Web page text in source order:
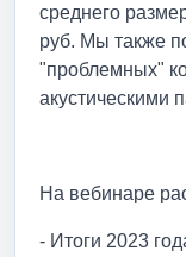
среднего
руб. Мы также
"проблемных"
акустическими
На вебинаре
- Итоги 2023